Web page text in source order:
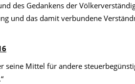
des Gedankens der
und das damit verbundene
seine Mittel für andere